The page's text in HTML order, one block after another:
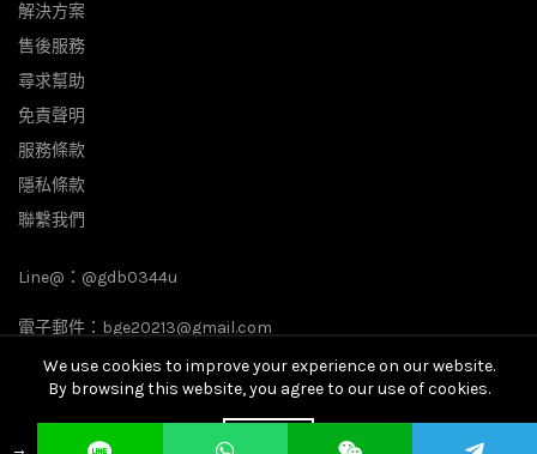
解決方案
售後服務
尋求幫助
免責聲明
服務條款
隱私條款
聯繫我們
Line@： @gdb0344u
電子郵件： bge20213@gmail.com
© 2026 全球BGE數字營銷專家 . All rights reserved
→
We use cookies to improve your experience on our website.
By browsing this website, you agree to our use of cookies.